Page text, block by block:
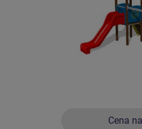
Cena